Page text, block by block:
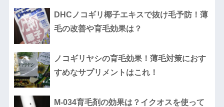
DHCノコギリ椰子エキスで抜け毛予防！薄
毛の改善や育毛効果は？
ノコギリヤシの育毛効果！薄毛対策におす
すめなサプリメントはこれ！
M-034育毛剤の効果は？イクオスを使って